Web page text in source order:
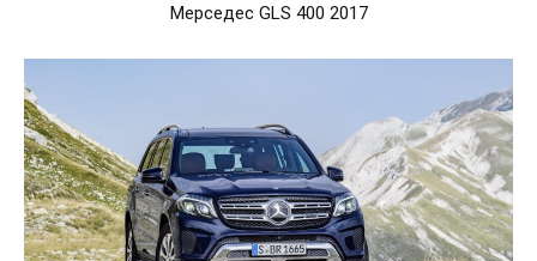
Мерседес GLS 400 2017